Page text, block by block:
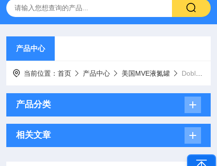
产品中心
当前位置：首页 产品中心 美国MVE液氮罐 Doble28 / MVE/液氮罐
产品分类
相关文章